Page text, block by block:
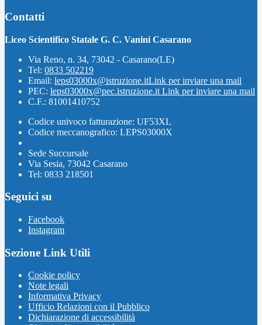
Contatti
Liceo Scientifico Statale G. C. Vanini Casarano
Via Reno, n. 34, 73042 - Casarano(LE)
Tel: 0833 502219
Email: leps03000x@istruzione.itLink per inviare una mail
PEC: leps03000x@pec.istruzione.it Link per inviare una mail
C.F.: 81001410752
Codice univoco fatturazione: UF53XL
Codice meccanografico: LEPS03000X
Sede Succursale
Via Sesia, 73042 Casarano
Tel: 0833 218501
Seguici su
Facebook
Instagram
Sezione Link Utili
Cookie policy
Note legali
Informativa Privacy
Ufficio Relazioni con il Pubblico
Dichiarazione di accessibilità